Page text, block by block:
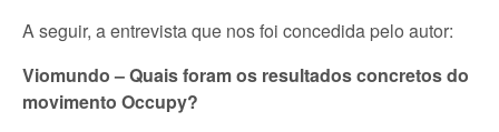
A seguir, a entrevista que nos foi concedida pelo autor:
Viomundo – Quais foram os resultados concretos do
movimento Occupy?